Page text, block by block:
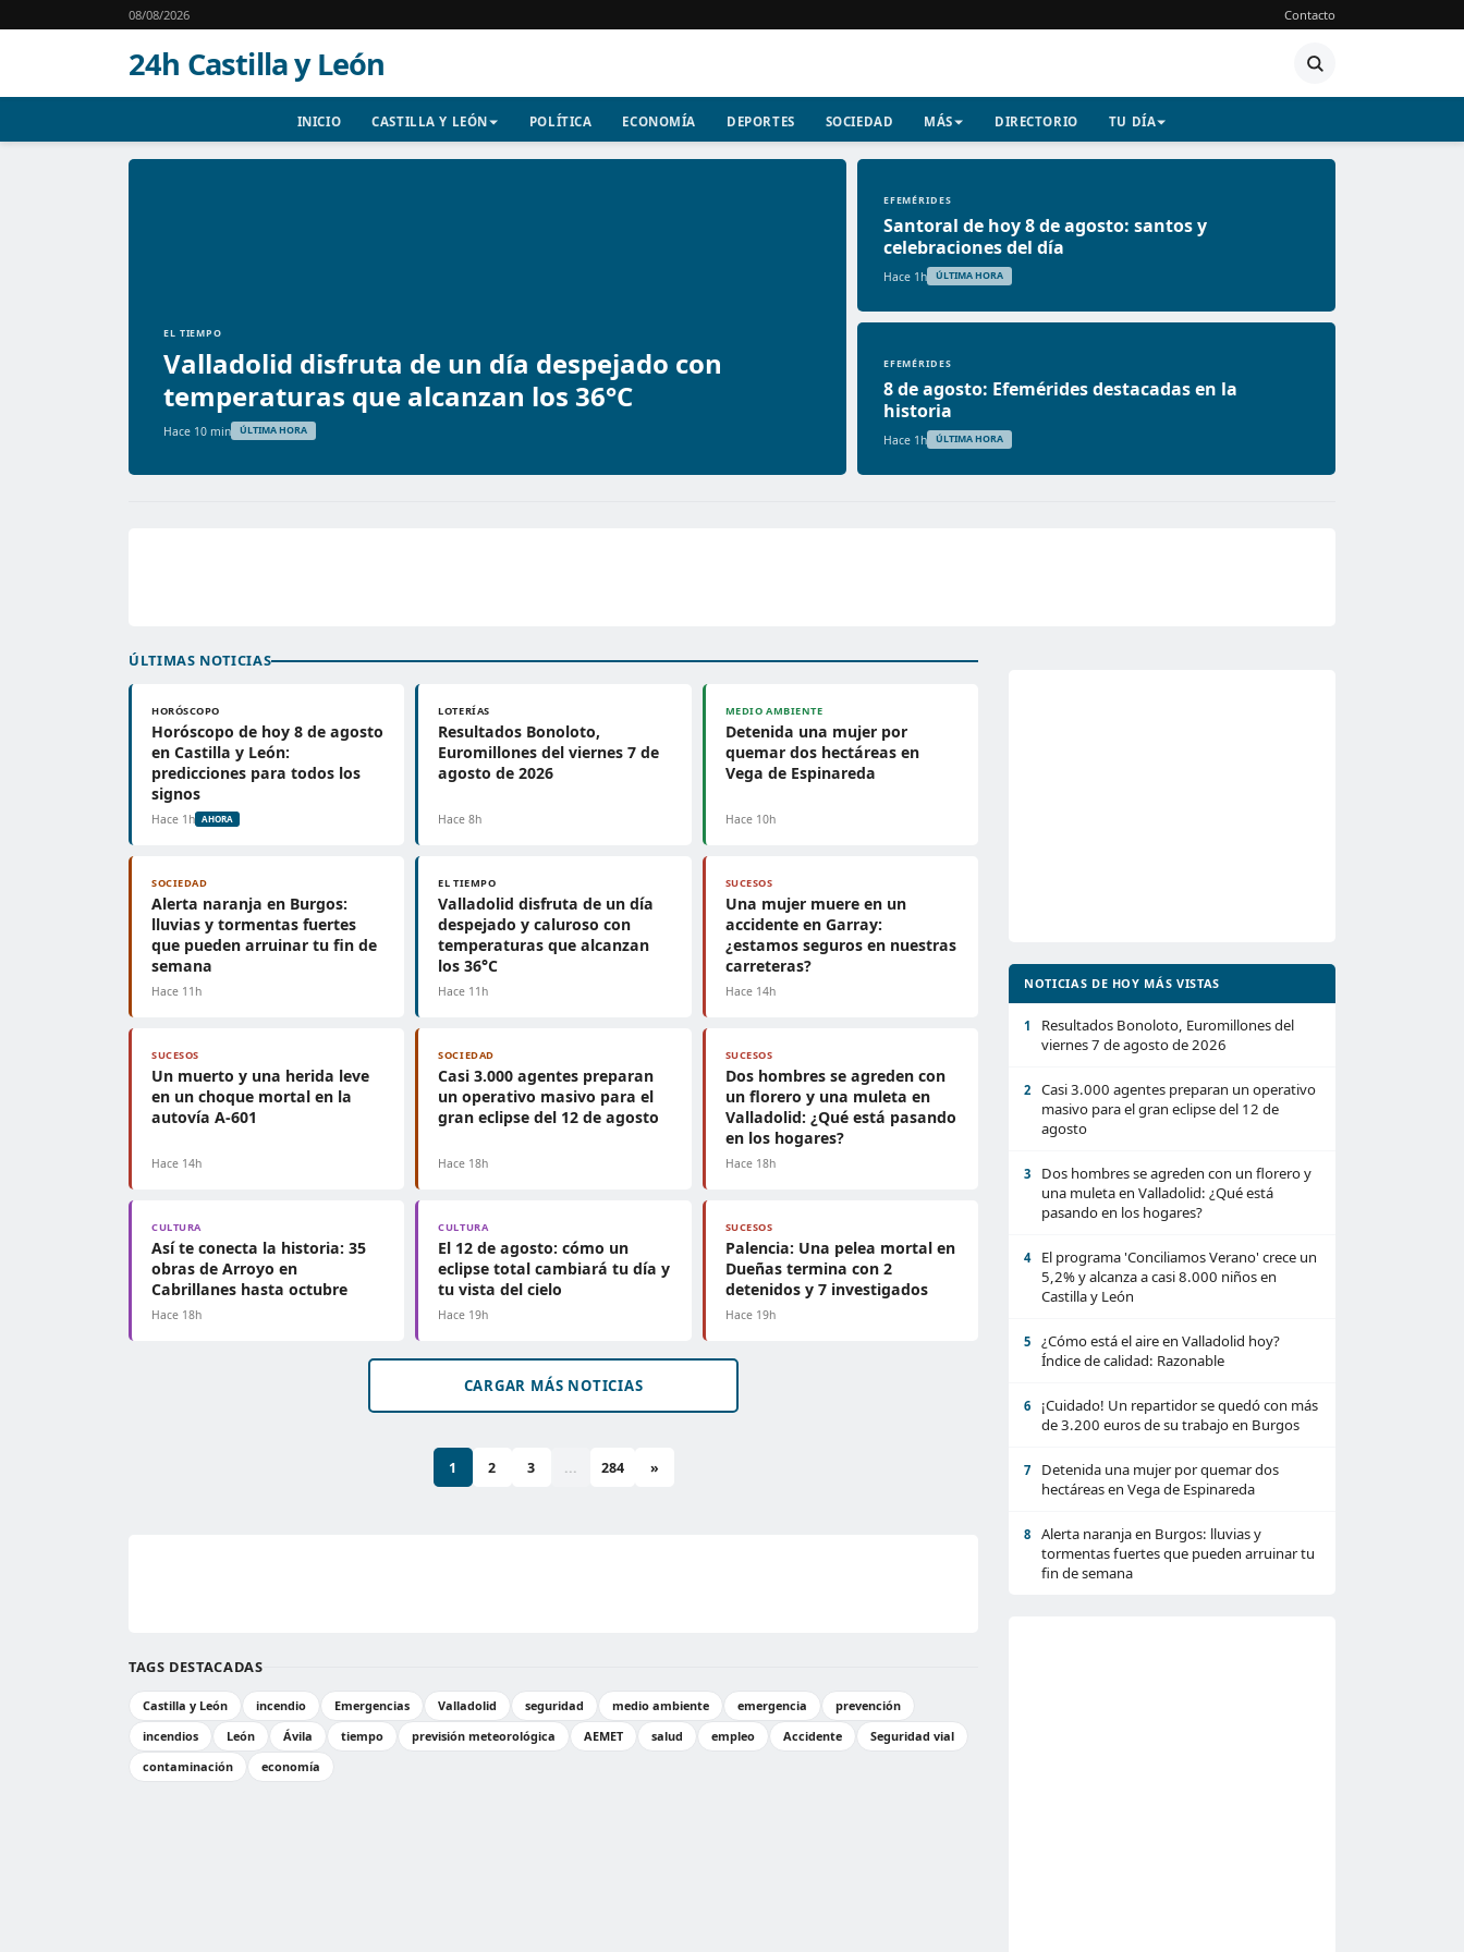
08/08/2026 Contacto
24h Castilla y León
INICIO CASTILLA Y LEÓN POLÍTICA ECONOMÍA DEPORTES SOCIEDAD MÁS DIRECTORIO TU DÍA
EL TIEMPO
Valladolid disfruta de un día despejado con
temperaturas que alcanzan los 36°C
Hace 10 min ÚLTIMA HORA
EFEMÉRIDES
Santoral de hoy 8 de agosto: santos y
celebraciones del día
Hace 1h ÚLTIMA HORA
EFEMÉRIDES
8 de agosto: Efemérides destacadas en la
historia
Hace 1h ÚLTIMA HORA
ÚLTIMAS NOTICIAS
HORÓSCOPO
Horóscopo de hoy 8 de agosto
en Castilla y León:
predicciones para todos los
signos
Hace 1h AHORA
LOTERÍAS
Resultados Bonoloto,
Euromillones del viernes 7 de
agosto de 2026
Hace 8h
MEDIO AMBIENTE
Detenida una mujer por
quemar dos hectáreas en
Vega de Espinareda
Hace 10h
SOCIEDAD
Alerta naranja en Burgos:
lluvias y tormentas fuertes
que pueden arruinar tu fin de
semana
Hace 11h
EL TIEMPO
Valladolid disfruta de un día
despejado y caluroso con
temperaturas que alcanzan
los 36°C
Hace 11h
SUCESOS
Una mujer muere en un
accidente en Garray:
¿estamos seguros en nuestras
carreteras?
Hace 14h
SUCESOS
Un muerto y una herida leve
en un choque mortal en la
autovía A-601
Hace 14h
SOCIEDAD
Casi 3.000 agentes preparan
un operativo masivo para el
gran eclipse del 12 de agosto
Hace 18h
SUCESOS
Dos hombres se agreden con
un florero y una muleta en
Valladolid: ¿Qué está pasando
en los hogares?
Hace 18h
CULTURA
Así te conecta la historia: 35
obras de Arroyo en
Cabrillanes hasta octubre
Hace 18h
CULTURA
El 12 de agosto: cómo un
eclipse total cambiará tu día y
tu vista del cielo
Hace 19h
SUCESOS
Palencia: Una pelea mortal en
Dueñas termina con 2
detenidos y 7 investigados
Hace 19h
CARGAR MÁS NOTICIAS
1 2 3 ... 284 »
TAGS DESTACADAS
Castilla y León incendio Emergencias Valladolid seguridad medio ambiente emergencia
prevención
incendios
León Ávila tiempo previsión meteorológica AEMET salud empleo Accidente
Seguridad vial
contaminación
economía
NOTICIAS DE HOY MÁS VISTAS
1
Resultados Bonoloto, Euromillones del
viernes 7 de agosto de 2026
2
Casi 3.000 agentes preparan un operativo
masivo para el gran eclipse del 12 de
agosto
3
Dos hombres se agreden con un florero y
una muleta en Valladolid: ¿Qué está
pasando en los hogares?
4
El programa 'Conciliamos Verano' crece un
5,2% y alcanza a casi 8.000 niños en
Castilla y León
5
¿Cómo está el aire en Valladolid hoy?
Índice de calidad: Razonable
6
¡Cuidado! Un repartidor se quedó con más
de 3.200 euros de su trabajo en Burgos
7
Detenida una mujer por quemar dos
hectáreas en Vega de Espinareda
8
Alerta naranja en Burgos: lluvias y
tormentas fuertes que pueden arruinar tu
fin de semana